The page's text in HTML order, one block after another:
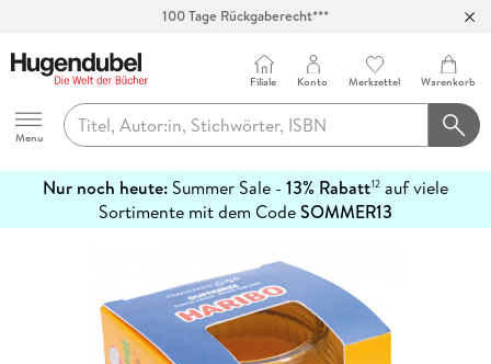
100 Tage Rückgaberecht***
Hugendubel
Menu
Filiale Konto Merkzettel Warenkorb
Nur noch heute: Summer Sale - 13% Rabatt12 auf viele
Sortimente mit dem CodeSOMMER13
erfahren